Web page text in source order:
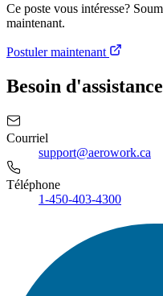
Ce poste vous intéresse?
maintenant.
Postuler maintenant
Besoin
Courriel
support@aerowork.ca
Téléphone
1-450-403-4300